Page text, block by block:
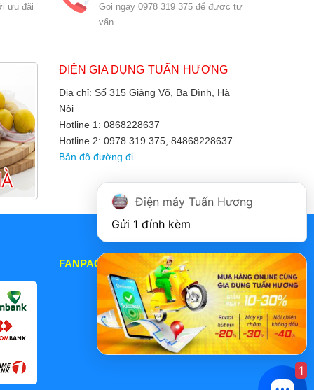
ưu đãi
Gọi ngay 0978 319 375 để được tư
vấn
ĐIỆN GIA DỤNG TUẤN HƯƠNG
Địa chỉ: Số 315 Giảng Võ, Ba Đình, Hà
Nội
Hotline 1: 0868228637
Hotline 2: 0978 319 375, 84868228637
Bản đồ đường đi
FANPAGE
Điện máy Tuấn Hương
Gửi 1 đính kèm
1